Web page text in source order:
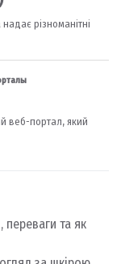
переваги та як